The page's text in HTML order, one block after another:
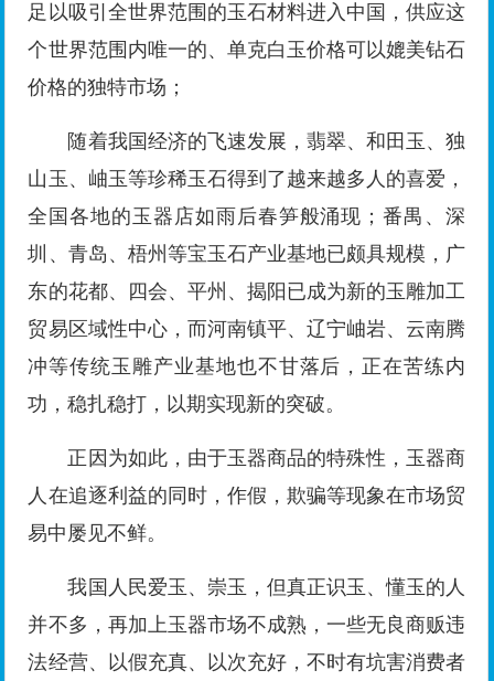
足以吸引全世界范围的玉石材料进入中国，供应这
个世界范围内唯一的、单克白玉价格可以媲美钻石
价格的独特市场；
随着我国经济的飞速发展，翡翠、和田玉、独
山玉、岫玉等珍稀玉石得到了越来越多人的喜爱，
全国各地的玉器店如雨后春笋般涌现；番禺、深
圳、青岛、梧州等宝玉石产业基地已颇具规模，广
东的花都、四会、平州、揭阳已成为新的玉雕加工
贸易区域性中心，而河南镇平、辽宁岫岩、云南腾
冲等传统玉雕产业基地也不甘落后，正在苦练内
功，稳扎稳打，以期实现新的突破。
正因为如此，由于玉器商品的特殊性，玉器商
人在追逐利益的同时，作假，欺骗等现象在市场贸
易中屡见不鲜。
我国人民爱玉、崇玉，但真正识玉、懂玉的人
并不多，再加上玉器市场不成熟，一些无良商贩违
法经营、以假充真、以次充好，不时有坑害消费者